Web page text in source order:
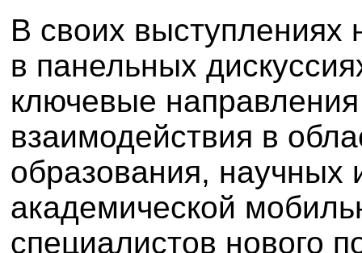
В своих выступлениях
в панельных
ключевые
взаимодействия в
образования, научных
академической
специалистов нового